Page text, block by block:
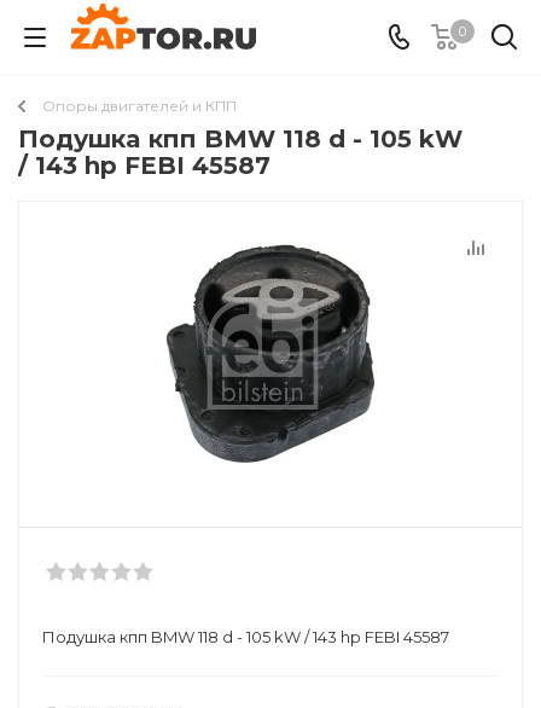
0
Опоры двигателей и КПП
Подушкa кпп BMW 118 d - 105 kW
/ 143 hp FEBI 45587
Подушкa кпп BMW 118 d - 105 kW / 143 hp FEBI 45587